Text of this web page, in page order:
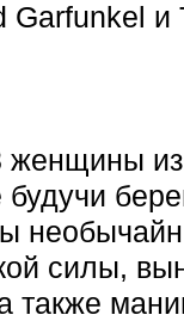
Garfunkel и
женщины
силы,
также